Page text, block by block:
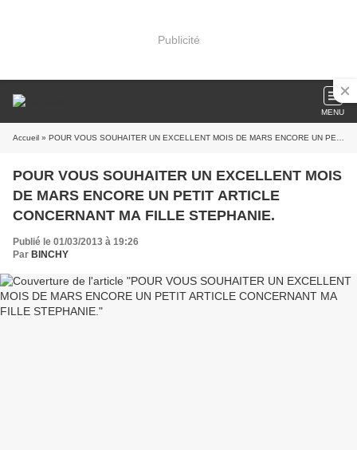
Publicité
MENU
Accueil » POUR VOUS SOUHAITER UN EXCELLENT MOIS DE MARS ENCORE UN PETIT ARTICLE CONCERNANT MA FILLE STEPHANIE.
POUR VOUS SOUHAITER UN EXCELLENT MOIS
DE MARS ENCORE UN PETIT ARTICLE
CONCERNANT MA FILLE STEPHANIE.
Publié le 01/03/2013 à 19:26
Par BINCHY